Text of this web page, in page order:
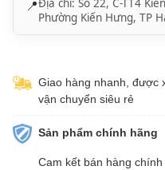
📍Địa chỉ: Số 22, C-TT4
Phường Kiến Hưng, TP
Giao hàng nhanh, được
vận chuyển siêu rẻ
Sản phẩm chính hãng
Cam kết bán hàng